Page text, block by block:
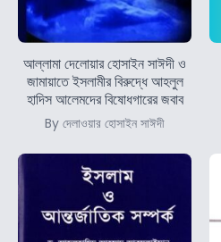
আল্লামা দেলোয়ার হোসাইন সাঈদী ও
জামায়াতে ইসলামীর বিরুদ্ধে আহলুল
হাদিস আলেমদের বিষোধগারের জবাব
By দেলাওয়ার হোসাইন সাঈদী